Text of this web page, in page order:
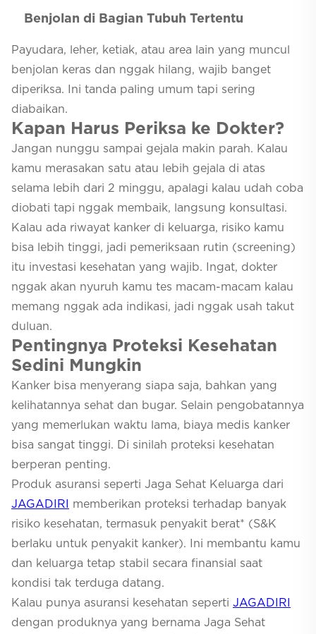
Benjolan di Bagian Tubuh Tertentu
Payudara, leher, ketiak, atau area lain yang muncul
benjolan keras dan nggak hilang, wajib banget
diperiksa. Ini tanda paling umum tapi sering
diabaikan.
Kapan Harus Periksa ke Dokter?
Jangan nunggu sampai gejala makin parah. Kalau
kamu merasakan satu atau lebih gejala di atas
selama lebih dari 2 minggu, apalagi kalau udah coba
diobati tapi nggak membaik, langsung konsultasi.
Kalau ada riwayat kanker di keluarga, risiko kamu
bisa lebih tinggi, jadi pemeriksaan rutin (screening)
itu investasi kesehatan yang wajib. Ingat, dokter
nggak akan nyuruh kamu tes macam-macam kalau
memang nggak ada indikasi, jadi nggak usah takut
duluan.
Pentingnya Proteksi Kesehatan
Sedini Mungkin
Kanker bisa menyerang siapa saja, bahkan yang
kelihatannya sehat dan bugar. Selain pengobatannya
yang memerlukan waktu lama, biaya medis kanker
bisa sangat tinggi. Di sinilah proteksi kesehatan
berperan penting.
Produk asuransi seperti Jaga Sehat Keluarga dari
JAGADIRI
memberikan proteksi terhadap banyak
risiko kesehatan, termasuk penyakit berat* (S&K
berlaku untuk penyakit kanker). Ini membantu kamu
dan keluarga tetap stabil secara finansial saat
kondisi tak terduga datang.
Kalau punya asuransi kesehatan seperti JAGADIRI
dengan produknya yang bernama Jaga Sehat